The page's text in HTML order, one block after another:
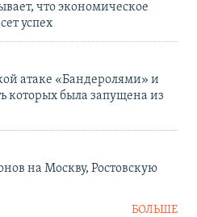
что экономическое
успех
атаке «Бандеролями» и
которых была запущена из
на Москву, Ростовскую
БОЛЬШЕ